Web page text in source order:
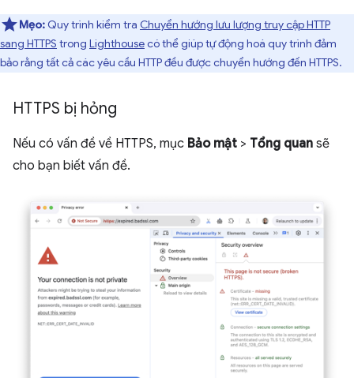
Mẹo:Quy trình kiểm tra Chuyển hướng lưu lượng truy cập HTTP
sang HTTPS trong Lighthousecó thể giúp tự động hoá quy trình đảm
bảo rằng tất cả các yêu cầu HTTP đều được chuyển hướng đến HTTPS.
HTTPS bị hỏng
Nếu có vấn đề về HTTPS, mục Bảo mật > Tổng quan sẽ
cho bạn biết vấn đề.